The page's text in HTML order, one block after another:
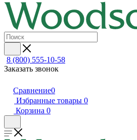
8 (800) 555-10-58
Заказать звонок
Сравнение0
Избранные товары 0
Корзина 0